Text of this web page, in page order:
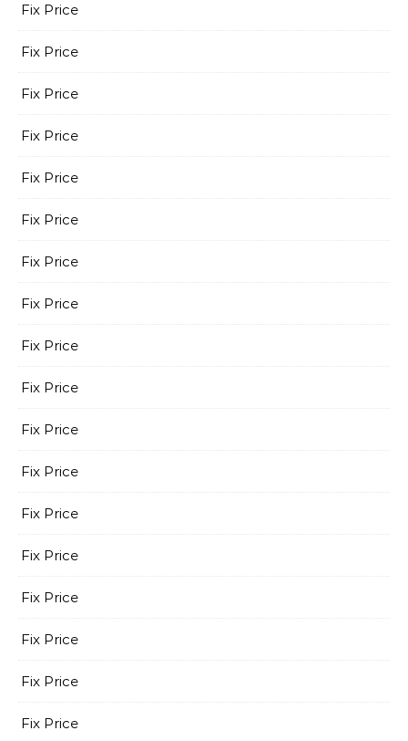
Fix Price
Fix Price
Fix Price
Fix Price
Fix Price
Fix Price
Fix Price
Fix Price
Fix Price
Fix Price
Fix Price
Fix Price
Fix Price
Fix Price
Fix Price
Fix Price
Fix Price
Fix Price